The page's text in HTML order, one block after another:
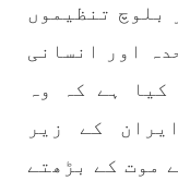
ہیں۔ مرکزی
ترجمان بی ایس او
پر تشویش کا
بلوچ تنظیموں
اور انسانی
ہے کہ وہ
کے زیر
موت کے بڑھتے